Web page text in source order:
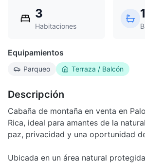
3
Habitaciones
1
Equipamientos
Parqueo Terraza / Balcón
Descripción
Cabaña de montaña en venta en
Rica, ideal para amantes de la
paz, privacidad y una oportunidad
Ubicada en un área natural